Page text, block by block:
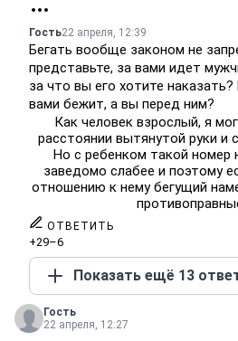
Гость22 апреля, 12:39
Бегать вообще законом не
представьте, за вами идет
за что вы его хотите
вами бежит, а вы перед ним?
Как человек взрослый, я
расстоянии вытянутой руки и
Но с ребенком такой номер
заведомо слабее и поэтому
отношению к нему бегущий
ОТВЕТИТЬ
+29–6
Показать ещё 13
Гость
22 апреля, 12:27